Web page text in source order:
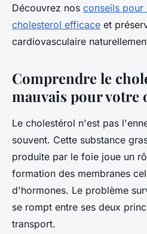
Découvrez nos conseils pour
cholesterol efficace et
cardiovasculaire
Comprendre le
mauvais pour votre
Le cholestérol n'est pas
souvent. Cette substance
produite par le foie joue un
formation des membranes
d'hormones. Le problème
se rompt entre ses deux
transport.